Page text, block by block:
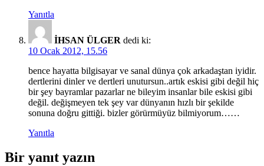
Yanıtla
İHSAN ÜLGER dedi ki:
10 Ocak 2012, 15.56
bence hayatta bilgisayar ve sanal dünya çok arkadaştan iyidir.
dertlerini dinler ve dertleri unutursun..artık eskisi gibi değil hiç
bir şey bayramlar pazarlar ne bileyim insanlar bile eskisi gibi
değil. değişmeyen tek şey var dünyanın hızlı bir şekilde
sonuna doğru gittiği. bizler görürmüyüz bilmiyorum……
Yanıtla
Bir yanıt yazın